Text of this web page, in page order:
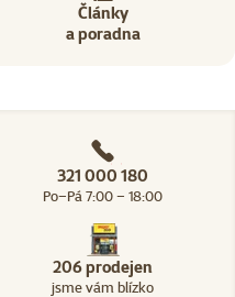
Články
a poradna
321 000 180
Po–Pá 7:00 – 18:00
206 prodejen
jsme vám blízko